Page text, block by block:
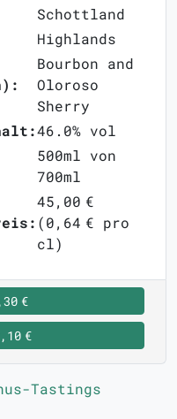
Schottland
Highlands
Bourbon and
Oloroso
Sherry
46.0% vol
500ml von
700ml
45,00 €
(0,64 € pro
cl)
€
€
Tastings